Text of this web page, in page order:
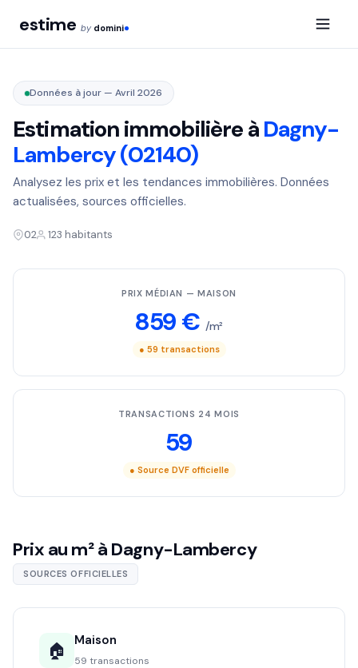
estime by domini
Données à jour — Avril 2026
Estimation immobilière àDagny-
Lambercy (02140)
Analysez les prix et les tendances immobilières. Données
actualisées, sources officielles.
02 123 habitants
PRIX MÉDIAN — MAISON
859 € /m²
● 59 transactions
TRANSACTIONS 24 MOIS
59
● Source DVF officielle
Prix au m² à Dagny-Lambercy
SOURCES OFFICIELLES
🏠 Maison
59 transactions